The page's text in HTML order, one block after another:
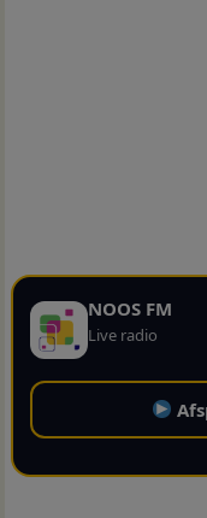
NOOS FM
Live radio